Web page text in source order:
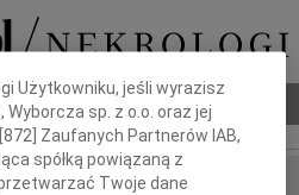
pogrzebowy
Użytkowniku, jeśli wyrazisz
sp. z o.o. oraz jej
872 ] Zaufanych Partnerów IAB,
spółką powiązaną z
Twoje dane